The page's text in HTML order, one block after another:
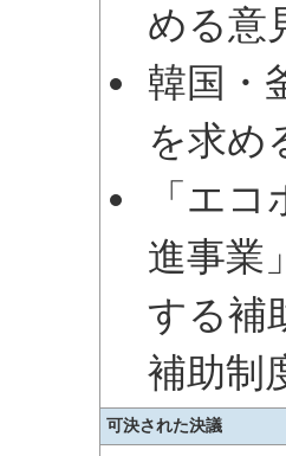
める意
韓国・
を求め
「エ
進事業
する補
補助制
可決された決議